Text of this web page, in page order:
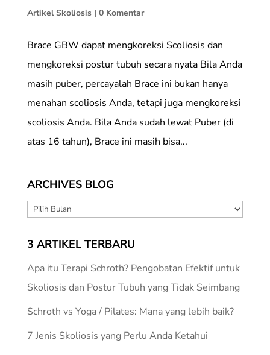
Artikel Skoliosis| 0 Komentar
Brace GBW dapat mengkoreksi Scoliosis dan
mengkoreksi postur tubuh secara nyata Bila Anda
masih puber, percayalah Brace ini bukan hanya
menahan scoliosis Anda, tetapi juga mengkoreksi
scoliosis Anda. Bila Anda sudah lewat Puber (di
atas 16 tahun), Brace ini masih bisa...
ARCHIVES BLOG
ARCHIVES
3 ARTIKEL TERBARU
Apa itu Terapi Schroth? Pengobatan Efektif untuk
Skoliosis dan Postur Tubuh yang Tidak Seimbang
Schroth vs Yoga / Pilates: Mana yang lebih baik?
7 Jenis Skoliosis yang Perlu Anda Ketahui